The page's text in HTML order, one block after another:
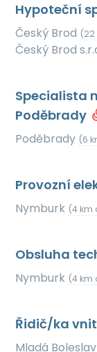
Hypoteční
Český Brod
Český Brod
Specialista
Poděbrady
Poděbrady (6
Provozní
Nymburk (4 km
Obsluha
Nymburk (4 km
Řidič/ka
Mladá Boleslav